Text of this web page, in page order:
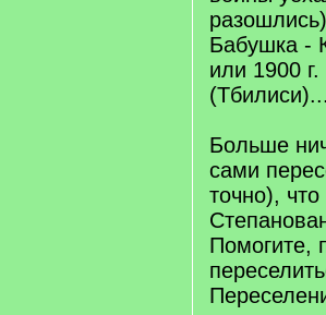
разошлись)
Бабушка -
или 1900
(Тбилиси)...
Больше
сами
точно),
Помогите,